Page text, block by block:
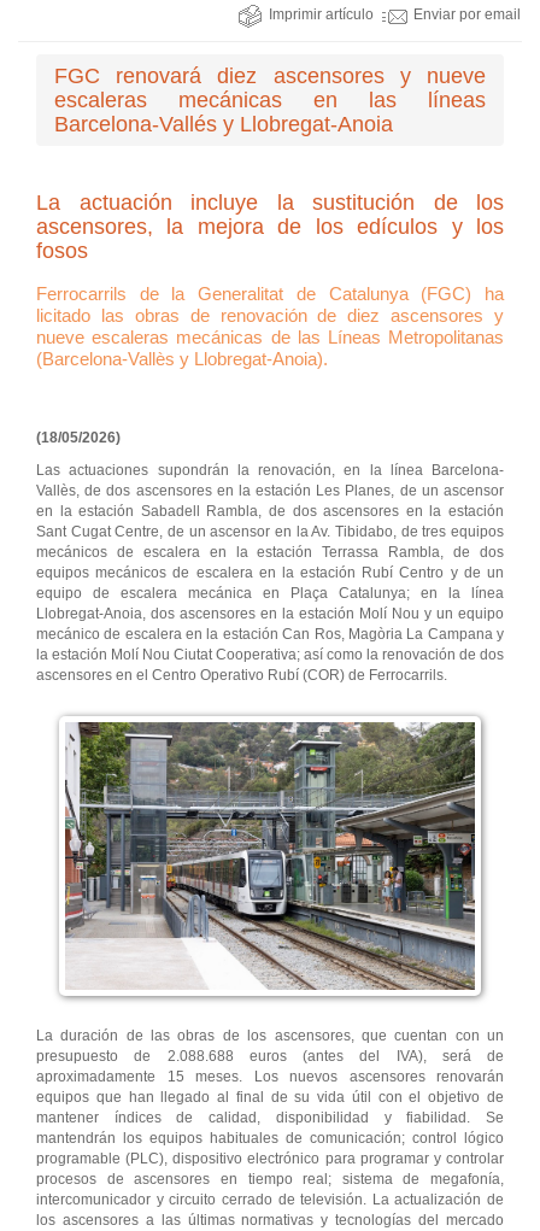
Imprimir artículo Enviar por email
FGC renovará diez ascensores y nueve
escaleras mecánicas en las líneas
Barcelona-Vallés y Llobregat-Anoia
La actuación incluye la sustitución de los
ascensores, la mejora de los edículos y los
fosos
Ferrocarrils de la Generalitat de Catalunya (FGC) ha
licitado las obras de renovación de diez ascensores y
nueve escaleras mecánicas de las Líneas Metropolitanas
(Barcelona-Vallès y Llobregat-Anoia).
(18/05/2026)
Las actuaciones supondrán la renovación, en la línea Barcelona-
Vallès, de dos ascensores en la estación Les Planes, de un ascensor
en la estación Sabadell Rambla, de dos ascensores en la estación
Sant Cugat Centre, de un ascensor en la Av. Tibidabo, de tres equipos
mecánicos de escalera en la estación Terrassa Rambla, de dos
equipos mecánicos de escalera en la estación Rubí Centro y de un
equipo de escalera mecánica en Plaça Catalunya; en la línea
Llobregat-Anoia, dos ascensores en la estación Molí Nou y un equipo
mecánico de escalera en la estación Can Ros, Magòria La Campana y
la estación Molí Nou Ciutat Cooperativa; así como la renovación de dos
ascensores en el Centro Operativo Rubí (COR) de Ferrocarrils.
La duración de las obras de los ascensores, que cuentan con un
presupuesto de 2.088.688 euros (antes del IVA), será de
aproximadamente 15 meses. Los nuevos ascensores renovarán
equipos que han llegado al final de su vida útil con el objetivo de
mantener índices de calidad, disponibilidad y fiabilidad. Se
mantendrán los equipos habituales de comunicación; control lógico
programable (PLC), dispositivo electrónico para programar y controlar
procesos de ascensores en tiempo real; sistema de megafonía,
intercomunicador y circuito cerrado de televisión. La actualización de
los ascensores a las últimas normativas y tecnologías del mercado